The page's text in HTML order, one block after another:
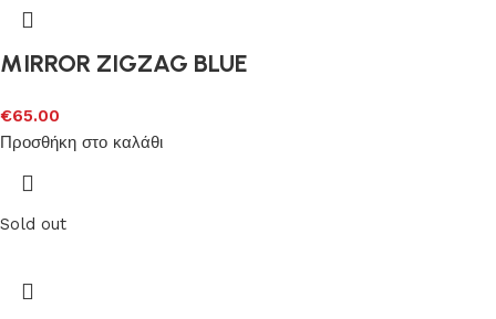
MIRROR ZIGZAG BLUE
€65.00
Προσθήκη στο καλάθι
Sold out